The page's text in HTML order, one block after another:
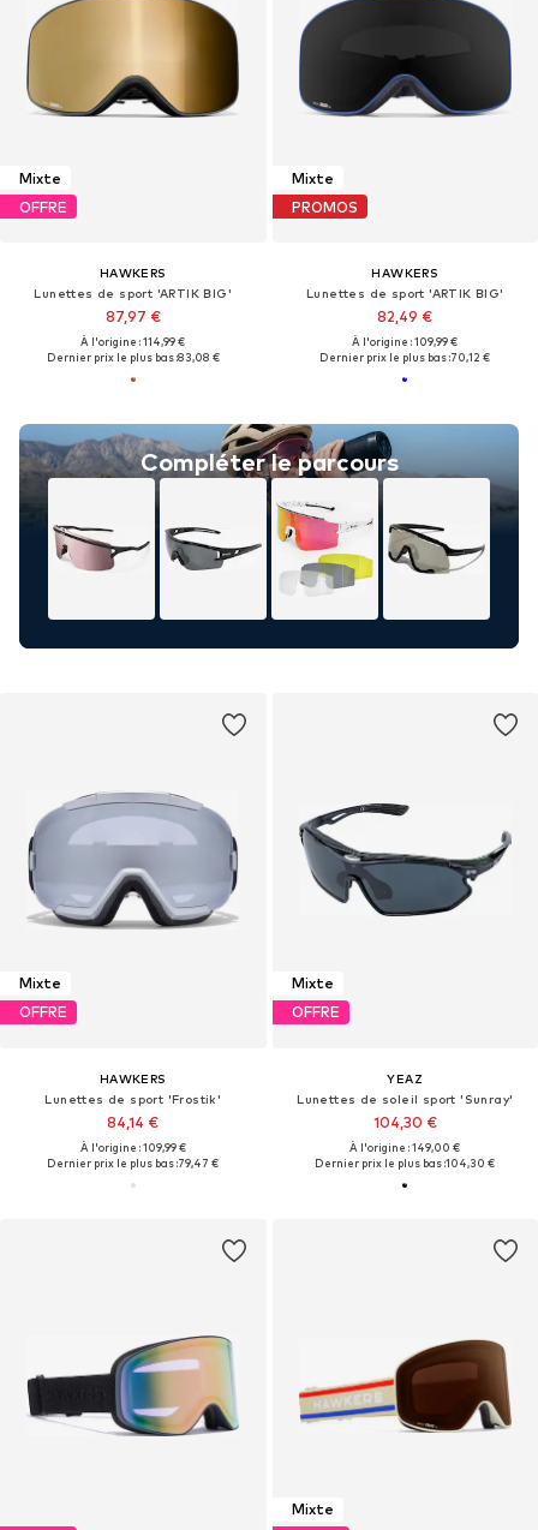
Mixte
OFFRE
HAWKERS
Lunettes de sport 'ARTIK BIG'
87,97 €
À l'origine : 114,99 €
Dernier prix le plus bas :83,08 €
Mixte
PROMOS
HAWKERS
Lunettes de sport 'ARTIK BIG'
82,49 €
À l'origine : 109,99 €
Dernier prix le plus bas :70,12 €
Compléter le parcours
Mixte
OFFRE
HAWKERS
Lunettes de sport 'Frostik'
84,14 €
À l'origine : 109,99 €
Dernier prix le plus bas :79,47 €
Mixte
OFFRE
YEAZ
Lunettes de soleil sport 'Sunray'
104,30 €
À l'origine : 149,00 €
Dernier prix le plus bas :104,30 €
Mixte